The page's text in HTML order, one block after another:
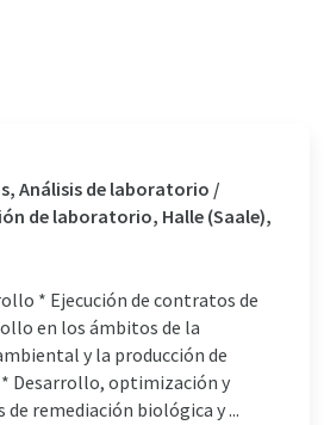
Análisis de laboratorio /
de laboratorio, Halle (Saale),
* Ejecución de contratos de
en los ámbitos de la
y la producción de
Desarrollo, optimización y
remediación biológica y ...